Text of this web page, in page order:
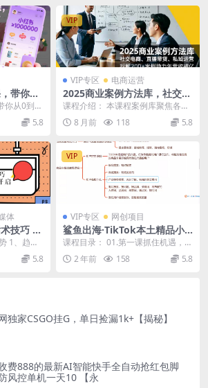
带你从
号，想
？现
你从0到1
小红书
5.8
VIP
VIP专区 电商运营
2025商业案例方法库，社交电
商、直播带货、私域运营，拆
解200+案例助力年营收破亿
课程介绍： 本课程案例库聚焦各行
业大咖实战方法论，涵盖社交电
商、直播带货、私域流...
8 月前 118 5.8
体
技巧 销
速开
1、趋势
婴美业为
5.8
VIP
VIP专区 网创项目
鲨鱼出海·TikTok本土精品小
店出海实战营
课程目录： 01.第一课抓住机遇，开
店启航.mp4 02.第二课产品实操上
架AI...2 年前 158 5.8
独家CSGO挂G，单日捡漏1k+【揭秘】
费888的最新AI智能快手全自动抢红包脚
风控单机一天10 【永